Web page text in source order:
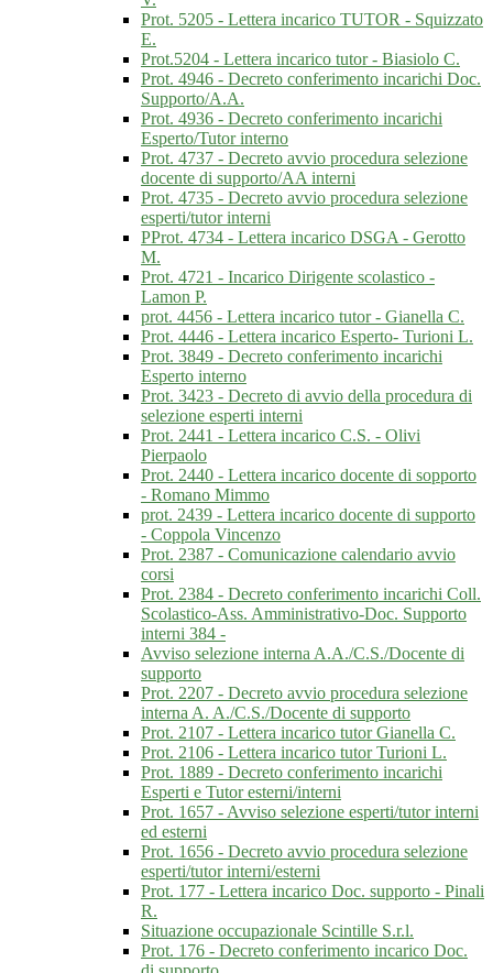
Prot. 5205 - Lettera incarico TUTOR - Squizzato
E.
Prot.5204 - Lettera incarico tutor - Biasiolo C.
Prot. 4946 - Decreto conferimento incarichi Doc.
Supporto/A.A.
Prot. 4936 - Decreto conferimento incarichi
Esperto/Tutor interno
Prot. 4737 - Decreto avvio procedura selezione
docente di supporto/AA interni
Prot. 4735 - Decreto avvio procedura selezione
esperti/tutor interni
PProt. 4734 - Lettera incarico DSGA - Gerotto
M.
Prot. 4721 - Incarico Dirigente scolastico -
Lamon P.
prot. 4456 - Lettera incarico tutor - Gianella C.
Prot. 4446 - Lettera incarico Esperto- Turioni L.
Prot. 3849 - Decreto conferimento incarichi
Esperto interno
Prot. 3423 - Decreto di avvio della procedura di
selezione esperti interni
Prot. 2441 - Lettera incarico C.S. - Olivi
Pierpaolo
Prot. 2440 - Lettera incarico docente di sopporto
- Romano Mimmo
prot. 2439 - Lettera incarico docente di supporto
- Coppola Vincenzo
Prot. 2387 - Comunicazione calendario avvio
corsi
Prot. 2384 - Decreto conferimento incarichi Coll.
Scolastico-Ass. Amministrativo-Doc. Supporto
interni 384 -
Avviso selezione interna A.A./C.S./Docente di
supporto
Prot. 2207 - Decreto avvio procedura selezione
interna A. A./C.S./Docente di supporto
Prot. 2107 - Lettera incarico tutor Gianella C.
Prot. 2106 - Lettera incarico tutor Turioni L.
Prot. 1889 - Decreto conferimento incarichi
Esperti e Tutor esterni/interni
Prot. 1657 - Avviso selezione esperti/tutor interni
ed esterni
Prot. 1656 - Decreto avvio procedura selezione
esperti/tutor interni/esterni
Prot. 177 - Lettera incarico Doc. supporto - Pinali
R.
Situazione occupazionale Scintille S.r.l.
Prot. 176 - Decreto conferimento incarico Doc.